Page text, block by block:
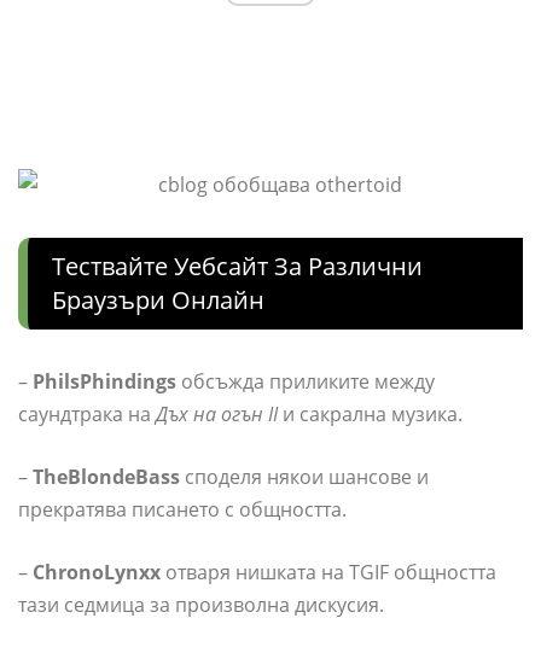
Тествайте Уебсайт За Различни
Браузъри Онлайн
– PhilsPhindings обсъжда приликите между
саундтрака наДъх на огън IIи сакрална музика.
–TheBlondeBass споделя някои шансове и
прекратява писането с общността.
– ChronoLynxx отваря нишката на TGIF общността
тази седмица за произволна дискусия.